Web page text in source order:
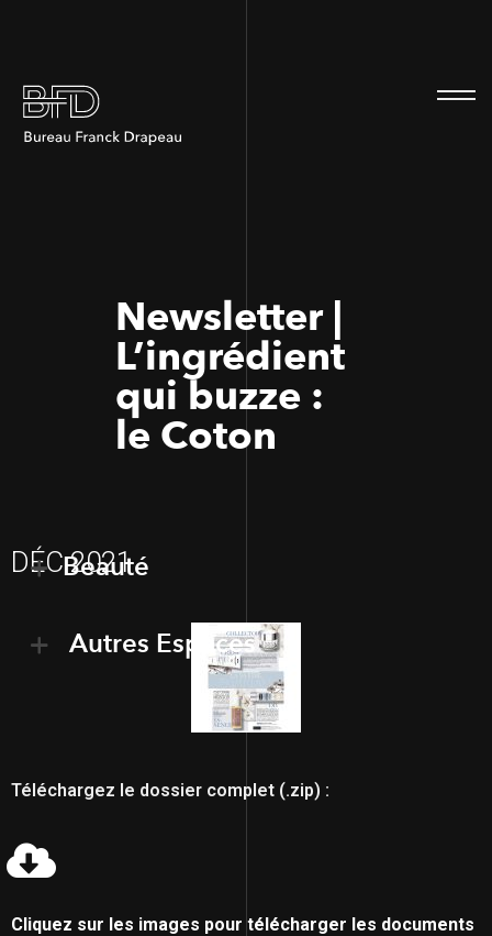
Newsletter |
L’ingrédient
qui buzze :
le Coton
DÉC 2021
Beauté
Autres Espaces
Téléchargez le dossier complet (.zip) :
Cliquez sur les images pour télécharger les documents